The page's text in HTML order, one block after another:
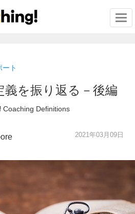
ト
義を振り返る－後編
Coaching Definitions
2021年03月09日